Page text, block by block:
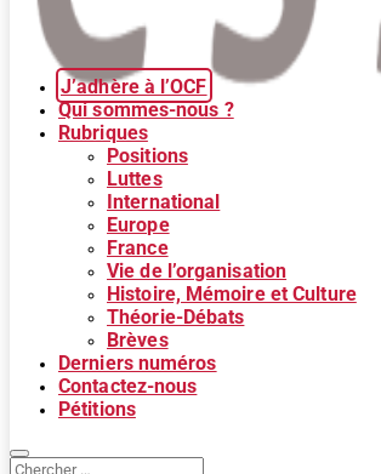
J’adhère à l’OCF
Qui sommes-nous ?
Rubriques
Positions
Luttes
International
Europe
France
Vie de l’organisation
Histoire, Mémoire et Culture
Théorie-Débats
Brèves
Derniers numéros
Contactez-nous
Pétitions